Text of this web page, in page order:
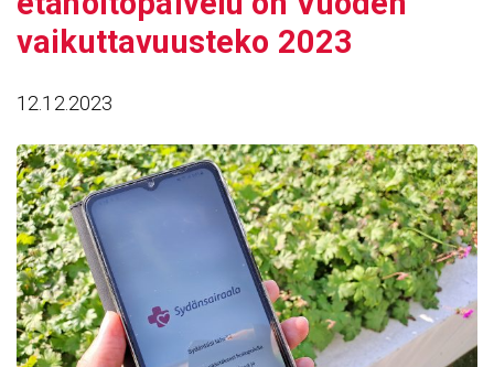
vaikut­ta­vuus­teko 2023
12.12.2023